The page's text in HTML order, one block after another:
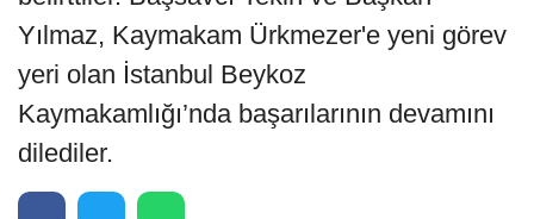
Yılmaz, Kaymakam Ürkmezer'e yeni görev
yeri olan İstanbul Beykoz
Kaymakamlığı’nda başarılarının devamını
dilediler.